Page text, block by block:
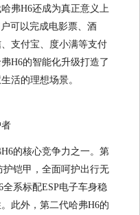
弗H6还成为真正意义上
可以完成电影票、酒
支付宝、度小满等支付
H6的智能化升级打造了
活的理想场景。
的核心竞争力之一。第
铠甲，全面呵护出行无
系标配ESP电子车身稳
此外，第二代哈弗H6的